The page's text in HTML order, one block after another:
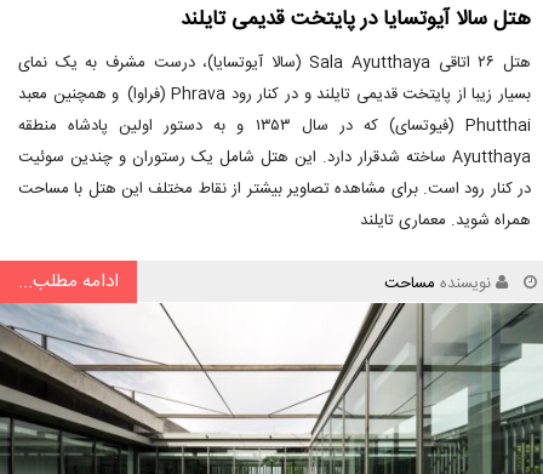
هتل سالا آیوتسایا در پایتخت قدیمی تایلند
هتل ۲۶ اتاقی Sala Ayutthaya (سالا آیوتسایا)، درست مشرف به یک نمای
بسیار زیبا از پایتخت قدیمی تایلند و در کنار رود Phrava (فراوا) و همچنین معبد
Phutthai (فیوتسای) که در سال ۱۳۵۳ و به دستور اولین پادشاه منطقه
Ayutthaya ساخته شدقرار دارد. این هتل شامل یک رستوران و چندین سوئیت
در کنار رود است. برای مشاهده تصاویر بیشتر از نقاط مختلف این هتل با مساحت
همراه شوید. معماری تایلند
نویسنده مساحت ادامه مطلب...